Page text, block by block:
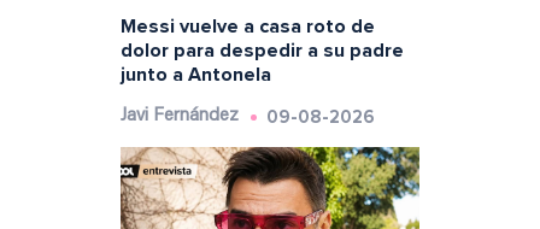
Messi vuelve a casa roto de
dolor para despedir a su padre
junto a Antonela
Javi Fernández 09-08-2026